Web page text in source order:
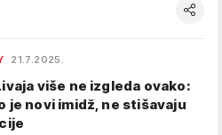
21.7.2025.
više ne izgleda ovako:
je novi imidž, ne stišavaju